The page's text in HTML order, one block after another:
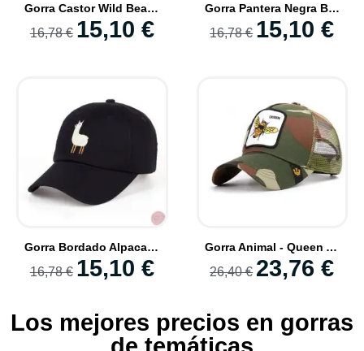
Gorra Castor Wild Beaver Moda Animal Bordado Trucker Caps
16,78 € 15,10 €
Gorra Pantera Negra Black Panther Animal
16,78 € 15,10 €
Gorra Bordado Alpaca Animal Mode Estilo Diario
16,78 € 15,10 €
Gorra Animal - Queen Abeja
26,40 € 23,76 €
Los mejores precios en gorras